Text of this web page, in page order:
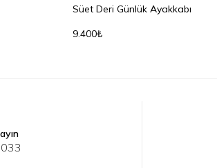
38
Süet Deri Günlük Ayakkabı
9.400₺